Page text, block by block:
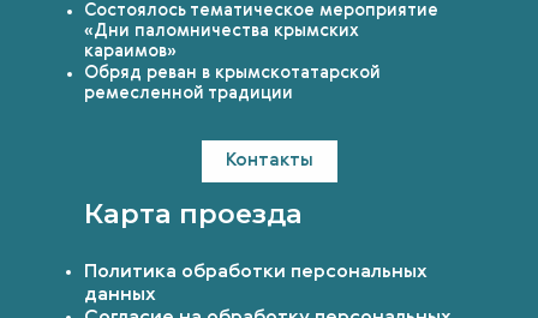
Состоялось тематическое мероприятие
«Дни паломничества крымских
караимов»
Обряд реван в крымскотатарской
ремесленной традиции
Контакты
Карта проезда
Политика обработки персональных
данных